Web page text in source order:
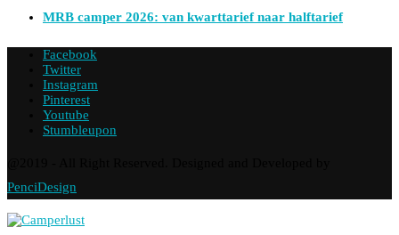
MRB camper 2026: van kwarttarief naar halftarief
Facebook
Twitter
Instagram
Pinterest
Youtube
Stumbleupon
PenciDesign